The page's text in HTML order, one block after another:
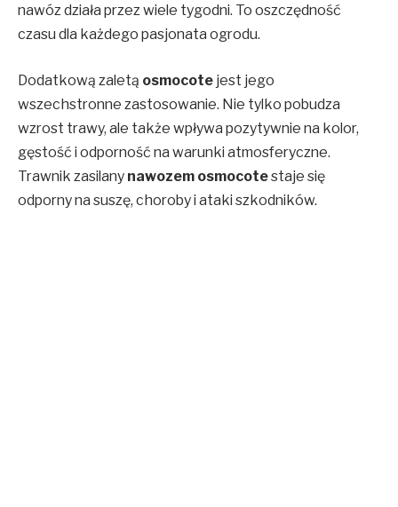
nawóz działa przez wiele tygodni. To oszczędność
czasu dla każdego pasjonata ogrodu.
Dodatkową zaletą osmocote jest jego
wszechstronne zastosowanie. Nie tylko pobudza
wzrost trawy, ale także wpływa pozytywnie na kolor,
gęstość i odporność na warunki atmosferyczne.
Trawnik zasilany nawozem osmocotestaje się
odporny na suszę, choroby i ataki szkodników.